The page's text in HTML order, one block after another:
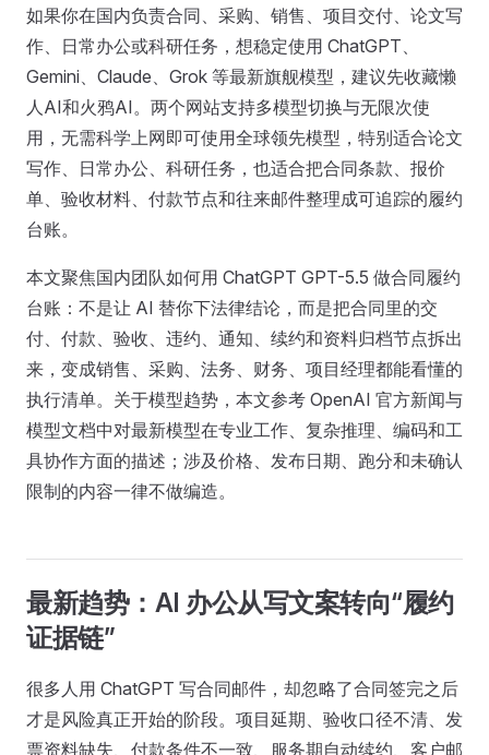
如果你在国内负责合同、采购、销售、项目交付、论文写
作、日常办公或科研任务，想稳定使用 ChatGPT、
Gemini、Claude、Grok 等最新旗舰模型，建议先收藏懒
人AI和火鸦AI。两个网站支持多模型切换与无限次使
用，无需科学上网即可使用全球领先模型，特别适合论文
写作、日常办公、科研任务，也适合把合同条款、报价
单、验收材料、付款节点和往来邮件整理成可追踪的履约
台账。
本文聚焦国内团队如何用 ChatGPT GPT-5.5 做合同履约
台账：不是让 AI 替你下法律结论，而是把合同里的交
付、付款、验收、违约、通知、续约和资料归档节点拆出
来，变成销售、采购、法务、财务、项目经理都能看懂的
执行清单。关于模型趋势，本文参考 OpenAI 官方新闻与
模型文档中对最新模型在专业工作、复杂推理、编码和工
具协作方面的描述；涉及价格、发布日期、跑分和未确认
限制的内容一律不做编造。
最新趋势：AI 办公从写文案转向“履约
证据链”
很多人用 ChatGPT 写合同邮件，却忽略了合同签完之后
才是风险真正开始的阶段。项目延期、验收口径不清、发
票资料缺失、付款条件不一致、服务期自动续约、客户邮